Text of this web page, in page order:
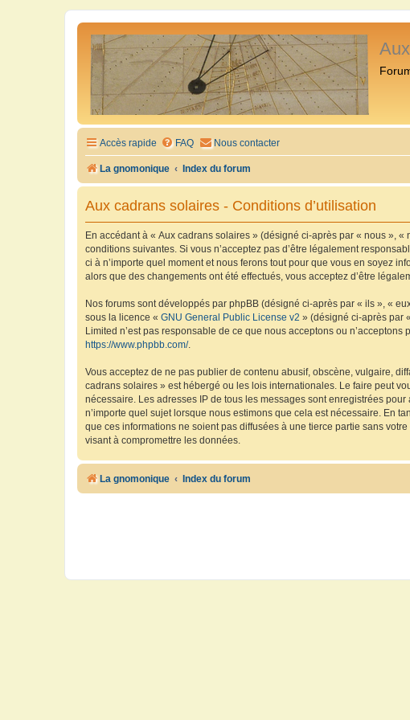
Accès rapide FAQ Nous contacter
La gnomonique Index du forum
Aux cadrans solaires - Conditions d’utilisation
En accédant à « Aux cadrans solaires » (désigné ci-après par « nous »,
conditions suivantes. Si vous n’acceptez pas d’être légalement
ci à n’importe quel moment et nous ferons tout pour que vous en soyez
alors que des changements ont été effectués, vous acceptez d’être
Nos forums sont développés par phpBB (désigné ci-après par « ils », «
sous la licence « GNU General Public License v2 » (désigné ci-après par
Limited n’est pas responsable de ce que nous acceptons ou
https://www.phpbb.com/.
Vous acceptez de ne pas publier de contenu abusif, obscène, vulgaire,
cadrans solaires » est hébergé ou les lois internationales. Le faire peut
nécessaire. Les adresses IP de tous les messages sont enregistrées
n’importe quel sujet lorsque nous estimons que cela est nécessaire. En
que ces informations ne soient pas diffusées à une tierce partie sans
visant à compromettre les données.
La gnomonique Index du forum